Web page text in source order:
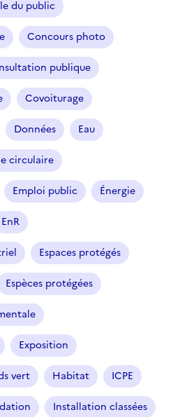
du public
Concours photo
publique
Covoiturage
Données Eau
circulaire
Emploi public Énergie
EnR
Espaces protégés
Espèces protégées
Exposition
vert Habitat ICPE
Installation classées